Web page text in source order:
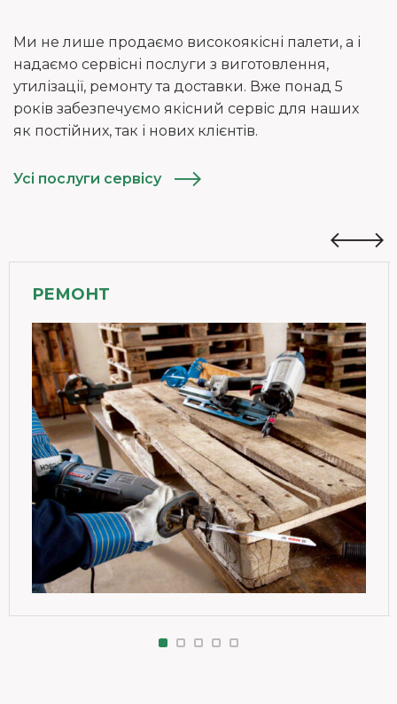
Ми не лише продаємо високоякісні палети, а і
надаємо сервісні послуги з виготовлення,
утилізації, ремонту та доставки. Вже понад 5
років забезпечуємо якісний сервіс для наших
як постійних, так і нових клієнтів.
Усі послуги сервісу
РЕМОНТ